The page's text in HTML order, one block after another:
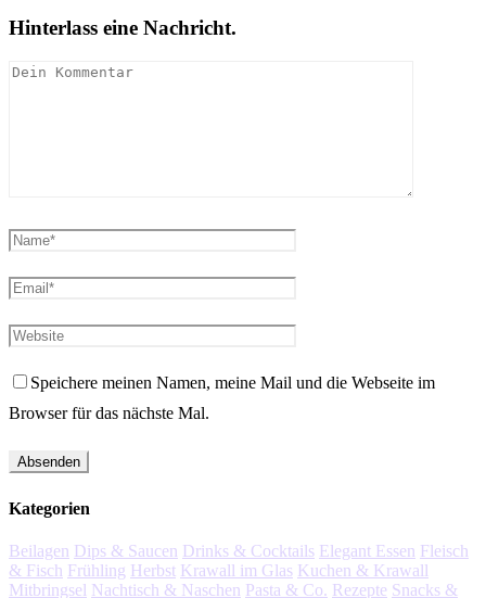
Hinterlass eine Nachricht.
Speichere meinen Namen, meine Mail und die Webseite im
Browser für das nächste Mal.
Kategorien
Beilagen Dips & Saucen Drinks & Cocktails Elegant Essen Fleisch
& Fisch Frühling Herbst Krawall im Glas Kuchen & Krawall
Mitbringsel Nachtisch & Naschen Pasta & Co. Rezepte Snacks &